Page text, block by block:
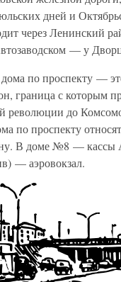
дней и
через Ленинский
— у
по проспекту —
граница с которым
революции до
по проспекту
В доме №8 — кассы
— аэровокзал.